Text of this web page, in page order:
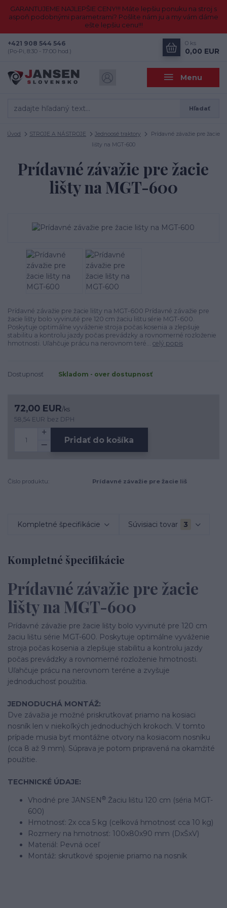
GARANTUJEME NAJLEPŠIE CENY!!! Máte lepšiu ponuku na stroj s
aspoň podobnými parametrami? Pošlite nám ju a my vám dáme
ešte lepšiu cenu!!!
Menu
Hľadať
+421 908 544 546
(Po-Pi, 8:30 - 17:00 hod.)
0 ks
0,00 EUR
Úvod STROJE A NÁSTROJE Jednoosé traktory
Prídavné závažie pre žacie
lišty na MGT-600
Prídavné závažie pre žacie
lišty na MGT-600
Prídavné závažie pre žacie lišty na MGT-600 Prídavné závažie pre
žacie lišty bolo vyvinuté pre 120 cm žaciu lištu série MGT-600.
Poskytuje optimálne vyváženie stroja počas kosenia a zlepšuje
stabilitu a kontrolu jazdy počas prevádzky a rovnomerné rozloženie
hmotnosti. Uľahčuje prácu na nerovnom teré... celý popis
Dostupnosť Skladom - over dostupnosť
72,00 EUR/ks
58,54 EUR bez DPH
Pridať do košíka
Číslo produktu: Prídavné závažie pre žacie liš
Kompletné špecifikácie Súvisiaci tovar 3
Kompletné špecifikácie
Prídavné závažie pre žacie
lišty na MGT-600
Prídavné závažie pre žacie lišty bolo vyvinuté pre 120 cm
žaciu lištu série MGT-600. Poskytuje optimálne vyváženie
stroja počas kosenia a zlepšuje stabilitu a kontrolu jazdy
počas prevádzky a rovnomerné rozloženie hmotnosti.
Uľahčuje prácu na nerovnom teréne a zvyšuje
jednoduchosť použitia.
JEDNODUCHÁ MONTÁŽ:
Dve závažia je možné priskrutkovať priamo na kosiaci
nosník len v niekoľkých jednoduchých krokoch. V tomto
prípade musia byť montážne otvory na kosiacom nosníku
(cca 8 až 9 mm). Súprava je potom pripravená na okamžité
použitie.
TECHNICKÉ ÚDAJE:
Vhodné pre JANSEN® Žaciu lištu 120 cm (séria MGT-
600)
Hmotnosť: 2x cca 5 kg (celková hmotnosť cca 10 kg)
Rozmery na hmotnosť: 100x80x90 mm (DxŠxV)
Materiál: Pevná oceľ
Montáž: skrutkové spojenie priamo na nosník